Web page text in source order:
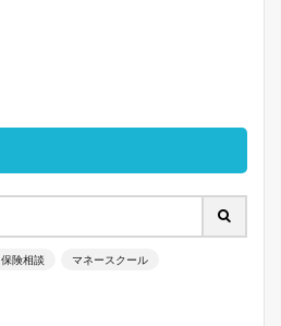
保険相談 マネースクール